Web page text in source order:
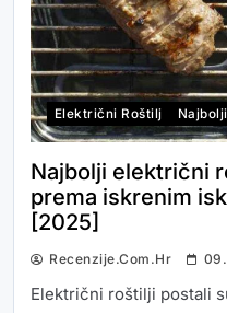
Električni Roštilj
Najbolji električni
prema iskrenim
[2025]
Recenzije.com.hr
Električni roštilji postali